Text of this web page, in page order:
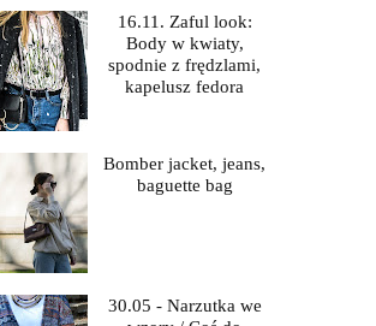
16.11. Zaful look:
Body w kwiaty,
spodnie z frędzlami,
kapelusz fedora
Bomber jacket, jeans,
baguette bag
30.05 - Narzutka we